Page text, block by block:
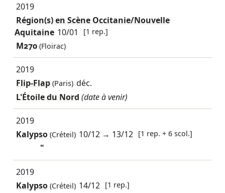
2019
Région(s) en Scène Occitanie/Nouvelle
Aquitaine 10/01 [1 rep.]
M270 (Floirac)
2019
Flip-Flap(Paris) déc.
L'Étoile du Nord (date à venir)
2019
Kalypso(Créteil) 10/12 → 13/12 [1 rep. + 6 scol.]
"
2019
Kalypso(Créteil) 14/12 [1 rep.]